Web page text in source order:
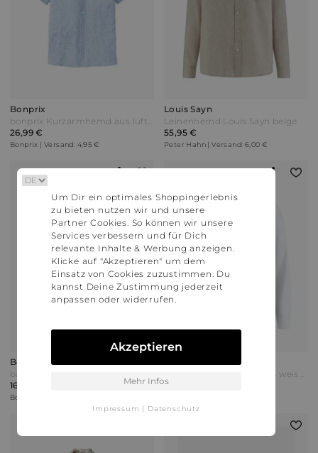
Bonprix
26,99 €
Bonprix | Versand: 4,95 €
Louis Sayn
Leinenhemd Louis Sayn beige
55,95 €
Peter Hahn | Versand: 6,00 €
Bonprix
16,99 €
Bonprix | Versand: 4,95 €
55,95 €
Um Dir ein optimales Shoppingerlebnis
zu bieten nutzen wir und unsere
Partner Cookies. So können wir unsere
Services verbessern und für Dich
relevante Inhalte & Werbung anzeigen.
Klicke auf "Akzeptieren" um dem
Einsatz von Cookies zuzustimmen. Du
kannst Deine Zustimmung jederzeit
anpassen oder widerrufen.
Akzeptieren
Mehr Infos
Impressum | Datenschutz